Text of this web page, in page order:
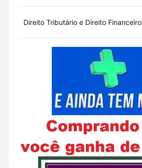
Direito Tributário e Direito Financeiro